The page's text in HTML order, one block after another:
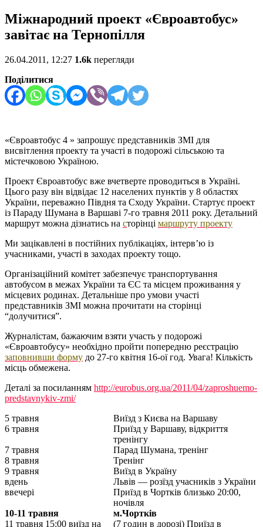
Міжнародний проект «Євроавтобус»
завітає на Тернопілля
26.04.2011, 12:27 1.6k перегляди
Поділитися
«Євроавтобус 4 » запрошує представників ЗМІ для
висвітлення проекту та участі в подорожі сільською та
містечковою Україною.
Проект Євроавтобус вже вчетверте проводиться в Україні.
Цього разу він відвідає 12 населених пунктів у 8 областях
України, переважно Півдня та Сходу України. Стартує проект
із Параду Шумана в Варшаві 7-го травня 2011 року. Детальний
маршрут можна дізнатись на сторінці маршруту проекту
Ми зацікавлені в постійних публікаціях, інтерв’ю із
учасниками, участі в заходах проекту тощо.
Організаційний комітет забезпечує транспортування
автобусом в межах України та ЄС та місцем проживання у
місцевих родинах. Детальніше про умови участі
представників ЗМІ можна прочитати на сторінці
“долучитися”.
Журналістам, бажаючим взяти участь у подорожі
«Євроавтобусу» необхідно пройти попередню реєстрацію
заповнивши форму до 27-го квітня 16-ої год. Увага! Кількість
місць обмежена.
Деталі за посиланням http://eurobus.org.ua/2011/04/zaproshuemo-
predstavnykiv-zmi/
5 травня
Виїзд з Києва на Варшаву
6 травня
Приїзд у Варшаву, відкриття
тренінгу
7 травня
Парад Шумана, тренінг
8 травня
Тренінг
9 травня
Виїзд в Україну
вдень
Львів — розїзд учасників з України
ввечері
Приїзд в Чортків близько 20:00,
ночівля
10-11 травня
м.Чортків
11 травня 15:00 виїзд на
(7 годин в дорозі) Приїзд в